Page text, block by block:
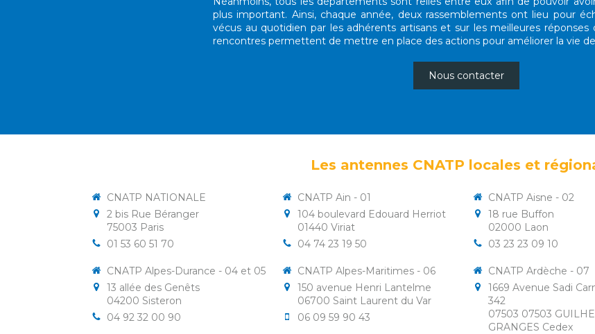
plus important. Ainsi, chaque année, deux rassemblements ont lieu pour
vécus au quotidien par les adhérents artisans et sur les meilleures réponses
rencontres permettent de mettre en place des actions pour améliorer la vie
Nous contacter
Les antennes CNATP locales et
CNATP NATIONALE
2 bis Rue Béranger
75003 Paris
01 53 60 51 70
CNATP Ain - 01
104 boulevard Edouard Herriot
01440 Viriat
04 74 23 19 50
CNATP Aisne - 02
18 rue Buffon
02000 Laon
03 23 23 09 10
CNATP Alpes-Durance - 04 et 05
13 allée des Genêts
04200 Sisteron
04 92 32 00 90
CNATP Alpes-Maritimes - 06
150 avenue Henri Lantelme
06700 Saint Laurent du Var
06 09 59 90 43
CNATP Ardèche - 07
1669 Avenue Sadi
342
07503 07503
GRANGES Cedex